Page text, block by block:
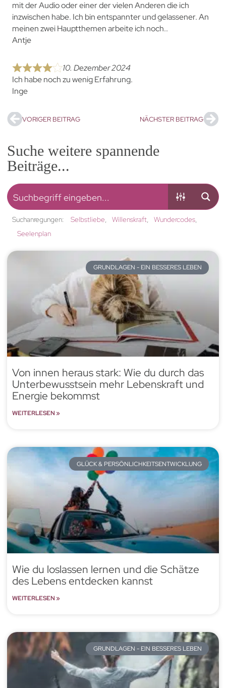
mit der Audio oder einer der vielen Anderen die ich
inzwischen habe. Ich bin entspannter und gelassener. An
meinen zwei Hauptthemen arbeite ich noch..
Antje
10. Dezember 2024
Ich habe noch zu wenig Erfahrung.
Inge
VORIGER BEITRAG NÄCHSTER BEITRAG
Suche weitere spannende
Beiträge...
Suchanregungen: Selbstliebe Willenskraft
Wundercodes
Seelenplan
GRUNDLAGEN - EIN BESSERES LEBEN
Von innen heraus stark: Wie du durch das
Unterbewusstsein mehr Lebenskraft und
Energie bekommst
WEITERLESEN »
GLÜCK & PERSÖNLICHKEITSENTWICKLUNG
Wie du loslassen lernen und die Schätze
des Lebens entdecken kannst
WEITERLESEN »
GRUNDLAGEN - EIN BESSERES LEBEN